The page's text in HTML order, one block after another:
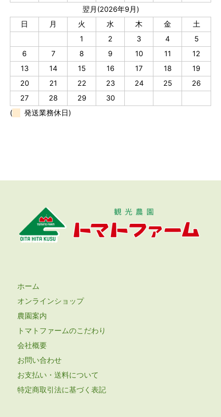
翌月(2026年9月)
日
月 火 水 木 金
土
1
2 3 4
5
6
7 8 9 10 11
12
13
14 15 16 17 18
19
20
21 22 23 24 25
26
27
28 29
30
(
発送業務休日)
ホーム
オンラインショップ
農園案内
トマトファームのこだわり
会社概要
お問い合わせ
お支払い・送料について
特定商取引法に基づく表記